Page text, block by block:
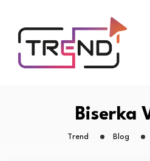
Biserka
Trend Blog